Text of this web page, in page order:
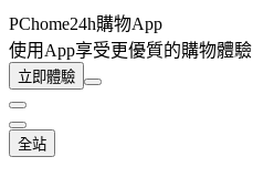
PChome24h購物App
使用App享受更優質的購物體驗
立即體驗
全站